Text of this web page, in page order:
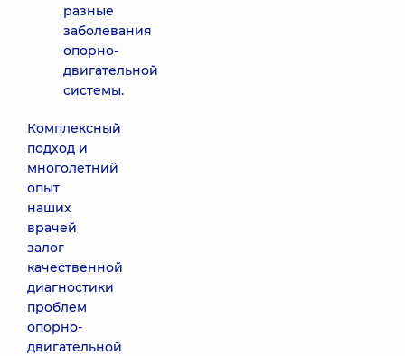
разные
заболевания
опорно-
двигательной
системы.
Комплексный
подход и
многолетний
опыт
наших
врачей
залог
качественной
диагностики
проблем
опорно-
двигательной